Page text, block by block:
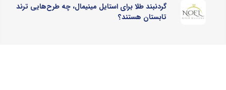
گردنبند طلا برای استایل مینیمال، چه طرح‌هایی ترند
تابستان هستند؟